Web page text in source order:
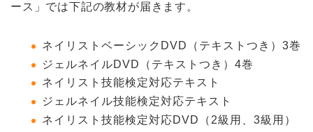
ース」では下記の教材が届きます。
ネイリストベーシックDVD（テキストつき）3巻
ジェルネイルDVD（テキストつき）4巻
ネイリスト技能検定対応テキスト
ジェルネイル技能検定対応テキスト
ネイリスト技能検定対応DVD（2級用、3級用）